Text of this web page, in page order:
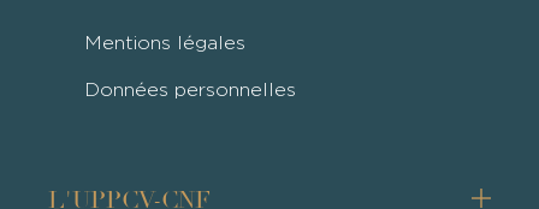
Mentions légales
Données personnelles
L'UPPCV-CNF